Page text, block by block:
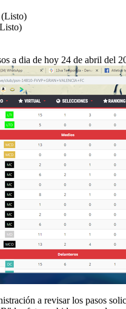
(Listo)
a dia de hoy 24 de abril
a revisar los pasos